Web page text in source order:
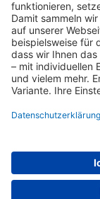
Ratgeber
Unser Angebot
europäische Ausland
* Alle